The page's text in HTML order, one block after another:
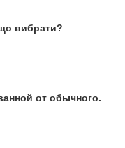
вибрати?
от обычного.